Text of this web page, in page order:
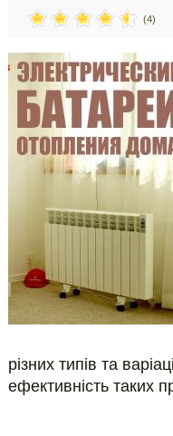
(4)
різних типів та
ефективність таких